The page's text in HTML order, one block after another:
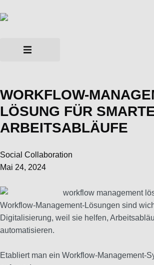
WORKFLOW-
LÖSUNG FÜR
ARBEITSABLÄUFE
Social Collaboration
Mai 24, 2024
Workflow-Management-Lösungen sind
Digitalisierung, weil sie helfen,
automatisieren.
Etabliert man ein Workflow-Management-